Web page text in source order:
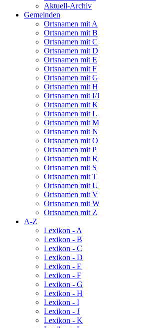
Aktuell-Archiv
Gemeinden
Ortsnamen mit A
Ortsnamen mit B
Ortsnamen mit C
Ortsnamen mit D
Ortsnamen mit E
Ortsnamen mit F
Ortsnamen mit G
Ortsnamen mit H
Ortsnamen mit I/J
Ortsnamen mit K
Ortsnamen mit L
Ortsnamen mit M
Ortsnamen mit N
Ortsnamen mit O
Ortsnamen mit P
Ortsnamen mit R
Ortsnamen mit S
Ortsnamen mit T
Ortsnamen mit U
Ortsnamen mit V
Ortsnamen mit W
Ortsnamen mit Z
A-Z
Lexikon - A
Lexikon - B
Lexikon - C
Lexikon - D
Lexikon - E
Lexikon - F
Lexikon - G
Lexikon - H
Lexikon - I
Lexikon - J
Lexikon - K